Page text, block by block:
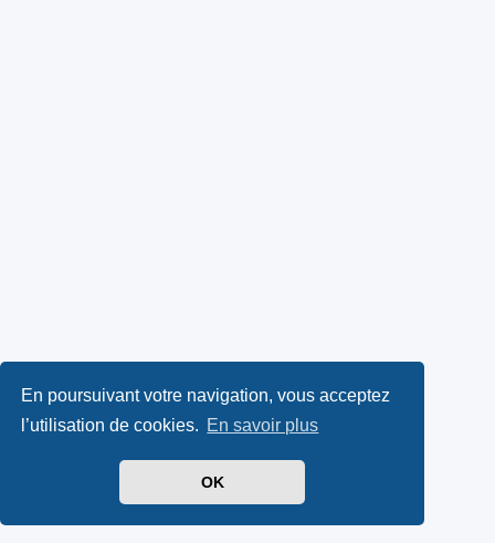
En poursuivant votre navigation, vous acceptez
l’utilisation de cookies. En savoir plus
OK